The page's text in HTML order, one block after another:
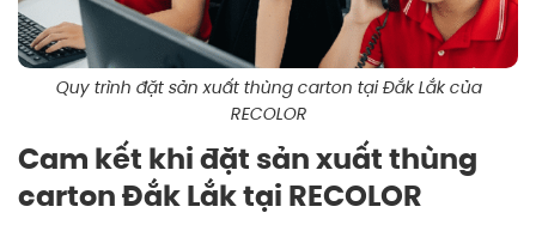
Quy trình đặt sản xuất thùng carton tại Đắk Lắk của
RECOLOR
Cam kết khi đặt sản xuất thùng
carton Đắk Lắk tại RECOLOR